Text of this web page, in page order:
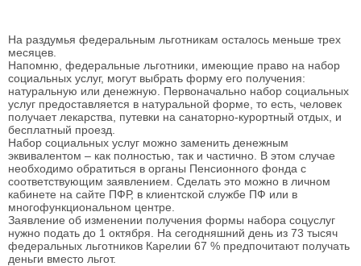
На раздумья федеральным льготникам осталось меньше трех
месяцев.
Напомню, федеральные льготники, имеющие право на набор
социальных услуг, могут выбрать форму его получения:
натуральную или денежную. Первоначально набор социальных
услуг предоставляется в натуральной форме, то есть, человек
получает лекарства, путевки на санаторно-курортный отдых, и
бесплатный проезд.
Набор социальных услуг можно заменить денежным
эквивалентом – как полностью, так и частично. В этом случае
необходимо обратиться в органы Пенсионного фонда с
соответствующим заявлением. Сделать это можно в личном
кабинете на сайте ПФР, в клиентской службе ПФ или в
многофункциональном центре.
Заявление об изменении получения формы набора соцуслуг
нужно подать до 1 октября. На сегодняшний день из 73 тысяч
федеральных льготников Карелии 67 % предпочитают получать
деньги вместо льгот.